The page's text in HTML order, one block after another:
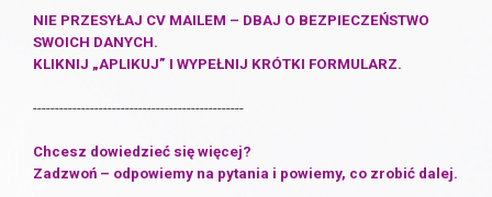
NIE PRZESYŁAJ CV MAILEM – DBAJ O BEZPIECZEŃSTWO
SWOICH DANYCH.
KLIKNIJ „APLIKUJ” I WYPEŁNIJ KRÓTKI FORMULARZ.
------------------------------------------------
Chcesz dowiedzieć się więcej?
Zadzwoń – odpowiemy na pytania i powiemy, co zrobić dalej.